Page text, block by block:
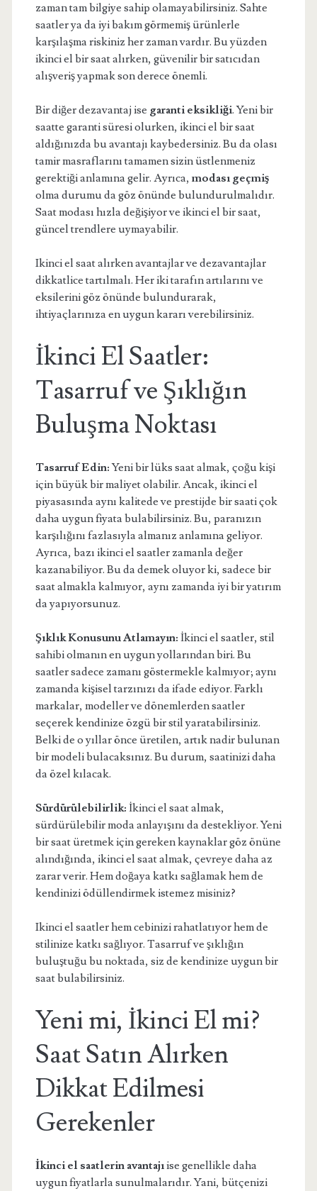
zaman tam bilgiye sahip olamayabilirsiniz. Sahte
saatler ya da iyi bakım görmemiş ürünlerle
karşılaşma riskiniz her zaman vardır. Bu yüzden
ikinci el bir saat alırken, güvenilir bir satıcıdan
alışveriş yapmak son derece önemli.
Bir diğer dezavantaj ise garanti eksikliği. Yeni bir
saatte garanti süresi olurken, ikinci el bir saat
aldığınızda bu avantajı kaybedersiniz. Bu da olası
tamir masraflarını tamamen sizin üstlenmeniz
gerektiği anlamına gelir. Ayrıca, modası geçmiş
olma durumu da göz önünde bulundurulmalıdır.
Saat modası hızla değişiyor ve ikinci el bir saat,
güncel trendlere uymayabilir.
Ikinci el saat alırken avantajlar ve dezavantajlar
dikkatlice tartılmalı. Her iki tarafın artılarını ve
eksilerini göz önünde bulundurarak,
ihtiyaçlarınıza en uygun kararı verebilirsiniz.
İkinci El Saatler:
Tasarruf ve Şıklığın
Buluşma Noktası
Tasarruf Edin:Yeni bir lüks saat almak, çoğu kişi
için büyük bir maliyet olabilir. Ancak, ikinci el
piyasasında aynı kalitede ve prestijde bir saati çok
daha uygun fiyata bulabilirsiniz. Bu, paranızın
karşılığını fazlasıyla almanız anlamına geliyor.
Ayrıca, bazı ikinci el saatler zamanla değer
kazanabiliyor. Bu da demek oluyor ki, sadece bir
saat almakla kalmıyor, aynı zamanda iyi bir yatırım
da yapıyorsunuz.
Şıklık Konusunu Atlamayın: İkinci el saatler, stil
sahibi olmanın en uygun yollarından biri. Bu
saatler sadece zamanı göstermekle kalmıyor; aynı
zamanda kişisel tarzınızı da ifade ediyor. Farklı
markalar, modeller ve dönemlerden saatler
seçerek kendinize özgü bir stil yaratabilirsiniz.
Belki de o yıllar önce üretilen, artık nadir bulunan
bir modeli bulacaksınız. Bu durum, saatinizi daha
da özel kılacak.
Sürdürülebilirlik: İkinci el saat almak,
sürdürülebilir moda anlayışını da destekliyor. Yeni
bir saat üretmek için gereken kaynaklar göz önüne
alındığında, ikinci el saat almak, çevreye daha az
zarar verir. Hem doğaya katkı sağlamak hem de
kendinizi ödüllendirmek istemez misiniz?
Ikinci el saatler hem cebinizi rahatlatıyor hem de
stilinize katkı sağlıyor. Tasarruf ve şıklığın
buluştuğu bu noktada, siz de kendinize uygun bir
saat bulabilirsiniz.
Yeni mi, İkinci El mi?
Saat Satın Alırken
Dikkat Edilmesi
Gerekenler
İkinci el saatlerin avantajıise genellikle daha
uygun fiyatlarla sunulmalarıdır. Yani, bütçenizi